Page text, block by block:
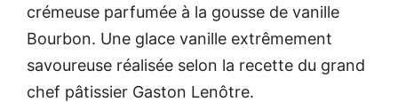
crémeuse parfumée à la gousse de vanille
Bourbon. Une glace vanille extrêmement
savoureuse réalisée selon la recette du grand
chef pâtissier Gaston Lenôtre.